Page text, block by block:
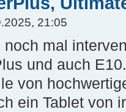
21:05
mal
und auch
von
ein Tablet von